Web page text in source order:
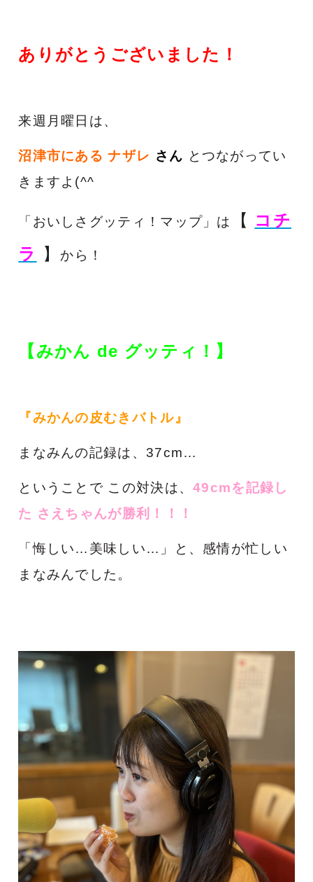
ありがとうございました！
来週月曜日は、
沼津市にある ナザレ さん とつながってい
きますよ(^^ゞ
「おいしさグッティ！マップ」は 【 コチ
ラ
】 から！
【みかん de グッティ！】
『みかんの皮むきバトル』
まなみんの記録は、37cm…
ということで この対決は、49cmを記録し
た さえちゃんが勝利！！！
「悔しい…美味しい…」と、感情が忙しい
まなみんでした。